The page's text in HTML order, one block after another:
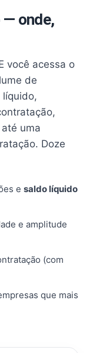
— onde,
você acessa o
de
líquido,
uma
Doze
e saldo líquido
e amplitude
(com
que mais